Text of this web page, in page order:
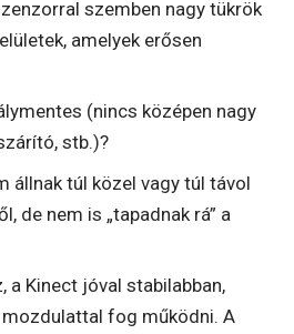
szemben nagy tükrök
amelyek erősen
(nincs középen nagy
stb.)?
állnak túl közel vagy túl távol
de nem is „tapadnak rá” a
a Kinect jóval stabilabban,
mozdulattal fog működni. A